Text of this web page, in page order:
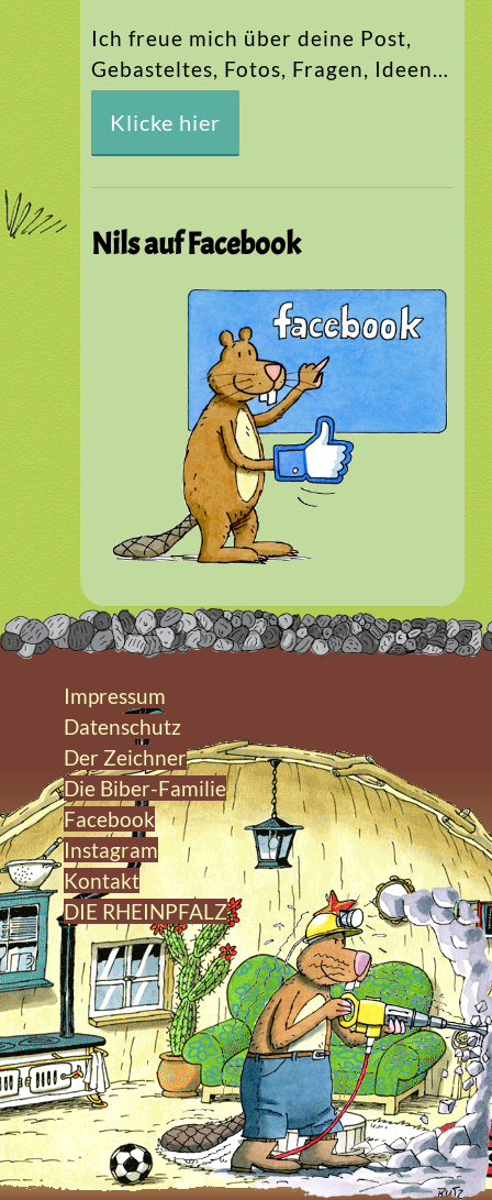
Ich freue mich über deine Post,
Gebasteltes, Fotos, Fragen, Ideen…
Klicke hier
Nils auf Facebook
Impressum
Datenschutz
Der Zeichner
Die Biber-Familie
Facebook
Instagram
Kontakt
DIE RHEINPFALZ